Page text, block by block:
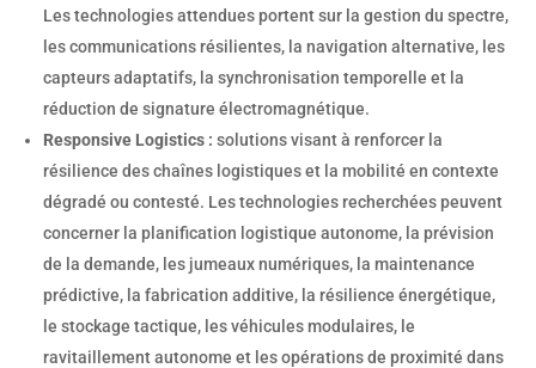
Les technologies attendues portent sur la gestion du spectre,
les communications résilientes, la navigation alternative, les
capteurs adaptatifs, la synchronisation temporelle et la
réduction de signature électromagnétique.
Responsive Logistics : solutions visant à renforcer la
résilience des chaînes logistiques et la mobilité en contexte
dégradé ou contesté. Les technologies recherchées peuvent
concerner la planification logistique autonome, la prévision
de la demande, les jumeaux numériques, la maintenance
prédictive, la fabrication additive, la résilience énergétique,
le stockage tactique, les véhicules modulaires, le
ravitaillement autonome et les opérations de proximité dans